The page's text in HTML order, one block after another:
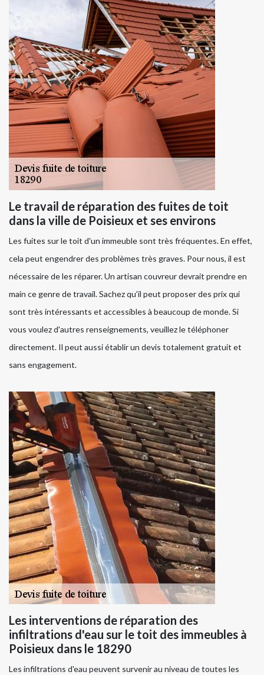
Le travail de réparation des fuites de toit
dans la ville de Poisieux et ses environs
Les fuites sur le toit d'un immeuble sont très fréquentes. En effet,
cela peut engendrer des problèmes très graves. Pour nous, il est
nécessaire de les réparer. Un artisan couvreur devrait prendre en
main ce genre de travail. Sachez qu'il peut proposer des prix qui
sont très intéressants et accessibles à beaucoup de monde. Si
vous voulez d'autres renseignements, veuillez le téléphoner
directement. Il peut aussi établir un devis totalement gratuit et
sans engagement.
Les interventions de réparation des
infiltrations d'eau sur le toit des immeubles à
Poisieux dans le 18290
Les infiltrations d'eau peuvent survenir au niveau de toutes les